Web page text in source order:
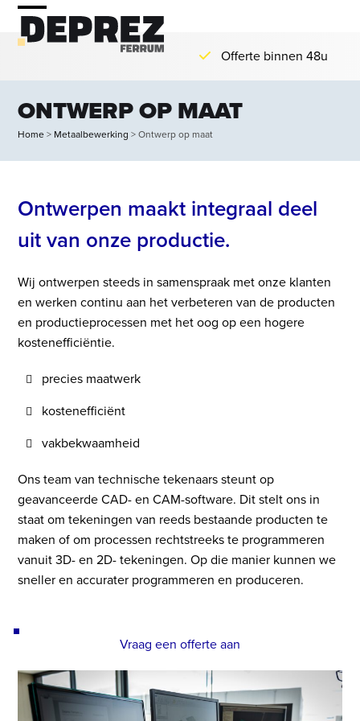
Skip
content
Open
mobile
Close
mobile Offerte binnen 48u
ONTWERP OP MAAT
Home> Metaalbewerking >Ontwerp op maat
Ontwerpen maakt integraal deel
uit van onze productie.
Wij ontwerpen steeds in samenspraak met onze klanten
en werken continu aan het verbeteren van de producten
en productieprocessen met het oog op een hogere
kostenefficiëntie.
precies maatwerk
kostenefficiënt
vakbekwaamheid
Ons team van technische tekenaars steunt op
geavanceerde CAD- en CAM-software. Dit stelt ons in
staat om tekeningen van reeds bestaande producten te
maken of om processen rechtstreeks te programmeren
vanuit 3D- en 2D- tekeningen. Op die manier kunnen we
sneller en accurater programmeren en produceren.
Vraag een offerte aan